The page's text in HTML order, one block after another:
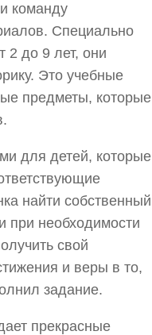
команду
Специально
2 до 9 лет, они
Это учебные
предметы, которые
для детей, которые
найти собственный
при необходимости
свой
и веры в то,
задание.
прекрасные